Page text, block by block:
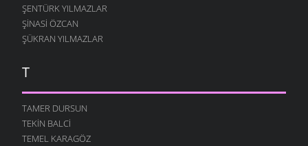
ŞENTÜRK YILMAZLAR
ŞINASI ÖZCAN
ŞÜKRAN YILMAZLAR
T
TAMER DURSUN
TEKIN BALCI
TEMEL KARAGÖZ